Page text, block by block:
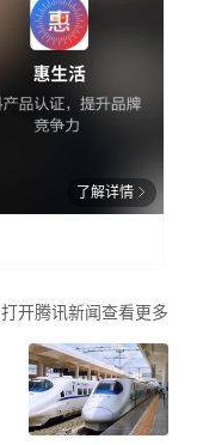
了解详情
打开腾讯新闻查看更多